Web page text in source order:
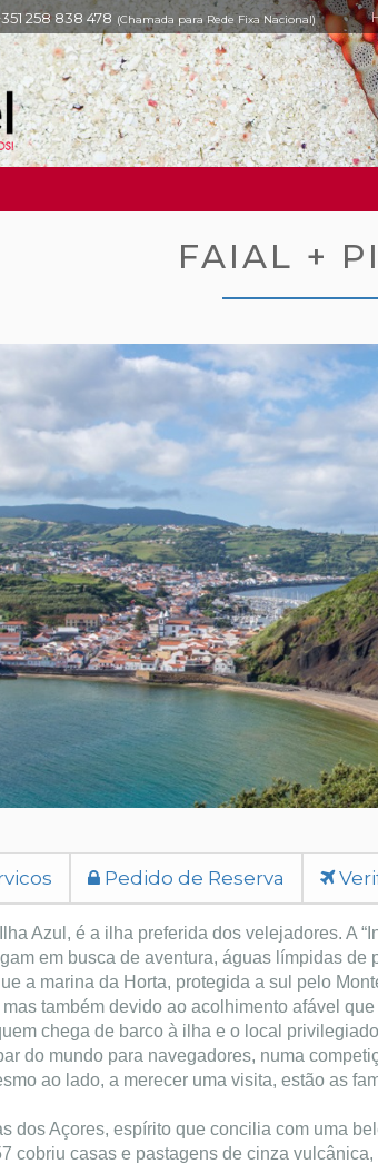
258 838 478 (Chamada para Rede Fixa Nacional)
FAIAL +
Pedido de Reserva
Azul, é a ilha preferida dos velejadores. A
em busca de aventura, águas límpidas
a marina da Horta, protegida a sul pelo
também devido ao acolhimento afável
chega de barco à ilha e o local
do mundo para navegadores, numa
ao lado, a merecer uma visita, estão as
dos Açores, espírito que concilia com uma
cobriu casas e pastagens de cinza